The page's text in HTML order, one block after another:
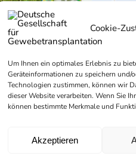
Cookie-
Um Ihnen ein optimales Erlebnis zu
Geräteinformationen zu speichern und/
Technologien zustimmen, können wir
dieser Website verarbeiten. Wenn Sie
können bestimmte Merkmale und
Akzeptieren